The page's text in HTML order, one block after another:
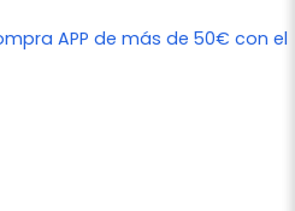
APP de más de 50€ con el